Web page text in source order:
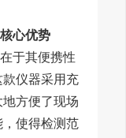
心优势
于其便携性
仪器采用充
方便了现场
使得检测范